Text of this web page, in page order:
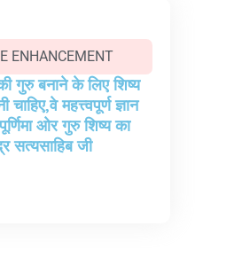
ENHANCEMENT
गुरु बनाने के लिए शिष्य
महत्त्वपूर्ण ज्ञान
ओर गुरु शिष्य का
सत्यसाहिब जी